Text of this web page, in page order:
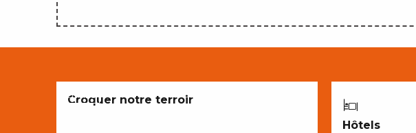
ENVIES
Croquer notre terroir
Hôtels